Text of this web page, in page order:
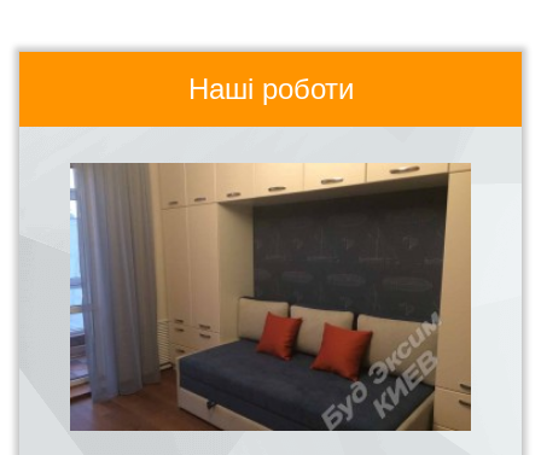
Наші роботи